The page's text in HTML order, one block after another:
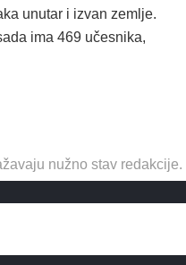
unutar i izvan zemlje.
ima 469 učesnika,
nužno stav redakcije.